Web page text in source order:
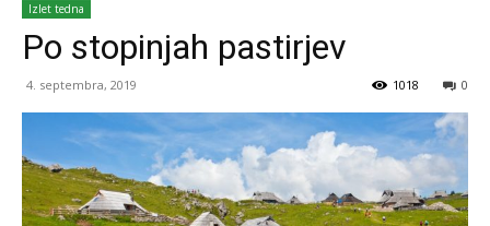
Izlet tedna
Po stopinjah pastirjev
4. septembra, 2019 0
1018